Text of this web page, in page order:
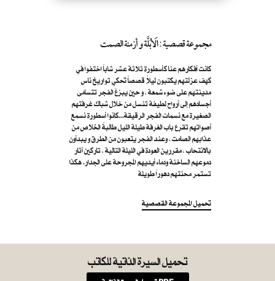
مجموعة قصصية : الَابُلَّة و أزمنة الصمت
كانت أفكارهم عنا كأسطورة ثلاثة عشر شاباً اختفوا في
كهف عزلتهم يكتبون ليلاً قصصاً تحكي تواريخ ناس
مدينتهم على ضوء شمعة ، و حين يبزغ الفجر تتسامى
أجسادهم إلى أرواح لطيفة تنسل من خلال شباك غرفتهم
الصغيرة مع نسمات الفجر الرقيقة...كانوا أسطورة نسمع
أصواتهم تقرع باب الغرفة طيلة الليل طالبةً الخلاص من
عذابهم الصامت ، وعند الفجر يتعبون من الطرق و يبدأون
بالانتحاب ، مقررين العودة في الليلة التالية ، تاركين آثار
دموعهم الساخنة ودماء أيديهم المجروحة على الجدار. هكذا
تستمر محنتهم دهوراً طويلة
تحميل المجموعة القصصية
تحميل السيرة الذاتية للكاتب